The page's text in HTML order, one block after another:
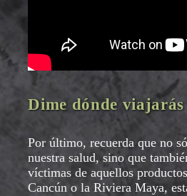
Dime dónde
Por último, recuerda que no
nuestra salud, sino que
víctimas de aquellos
Cancún o la Riviera Maya,